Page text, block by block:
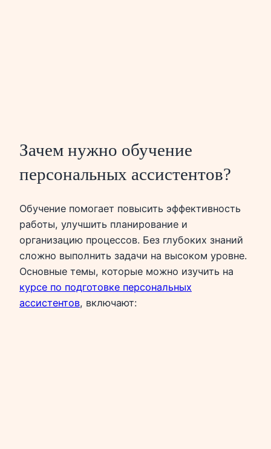
Зачем нужно обучение
персональных ассистентов?
Обучение помогает повысить эффективность
работы, улучшить планирование и
организацию процессов. Без глубоких знаний
сложно выполнить задачи на высоком уровне.
Основные темы, которые можно изучить на
курсе по подготовке персональных
ассистентов, включают: